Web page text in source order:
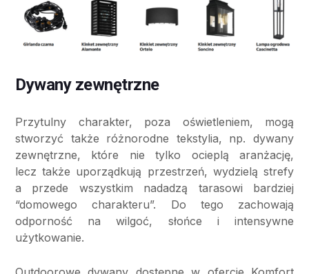
Dywany zewnętrzne
Przytulny charakter, poza oświetleniem, mogą
stworzyć także różnorodne tekstylia, np. dywany
zewnętrzne, które nie tylko ocieplą aranżację,
lecz także uporządkują przestrzeń, wydzielą strefy
a przede wszystkim nadadzą tarasowi bardziej
“domowego charakteru”. Do tego zachowają
odporność na wilgoć, słońce i intensywne
użytkowanie.